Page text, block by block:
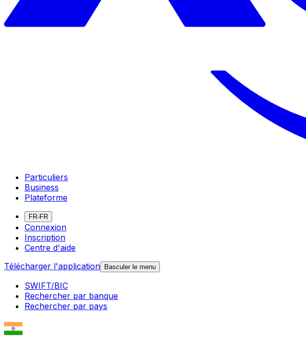
Particuliers
Business
Plateforme
FR-FR
Connexion
Inscription
Centre d'aide
Télécharger l'application Basculer le menu
SWIFT/BIC
Rechercher par banque
Rechercher par pays